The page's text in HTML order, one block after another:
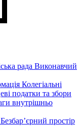
рада Виконавчий
Колегіальні
податки та збори
внутрішньо
Безбар’єрний простір